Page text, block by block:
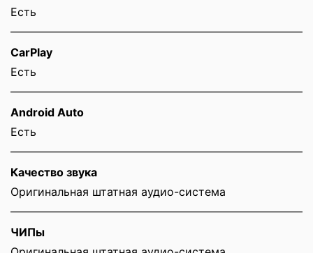
Eсть
CarPlay
Есть
Android Auto
Есть
Качество звука
Оригинальная штатная аудио-система
ЧИПы